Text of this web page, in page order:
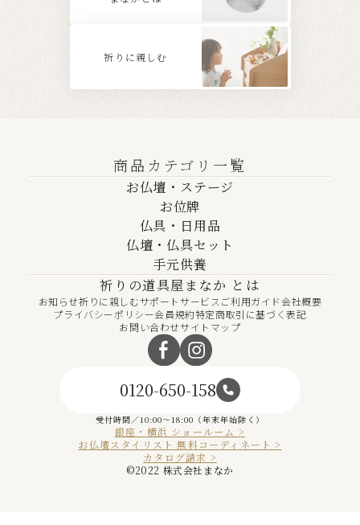
祈りに親しむ
商品カテゴリ一覧
お仏壇・ステージ
お位牌
仏具・日用品
仏壇・仏具セット
手元供養
祈りの道具屋まなか とは
お知らせ祈りに親しむサポートサービス ご利用ガイド会社概要
プライバシーポリシー会員規約特定商取引に基づく表記
お問い合わせサイトマップ
0120-650-158
受付時間／10:00～18:00（年末年始除く）
銀座・横浜 ショールーム >
お仏壇スタイリスト 無料コーディネート >
カタログ請求 >
©︎2022 株式会社まなか